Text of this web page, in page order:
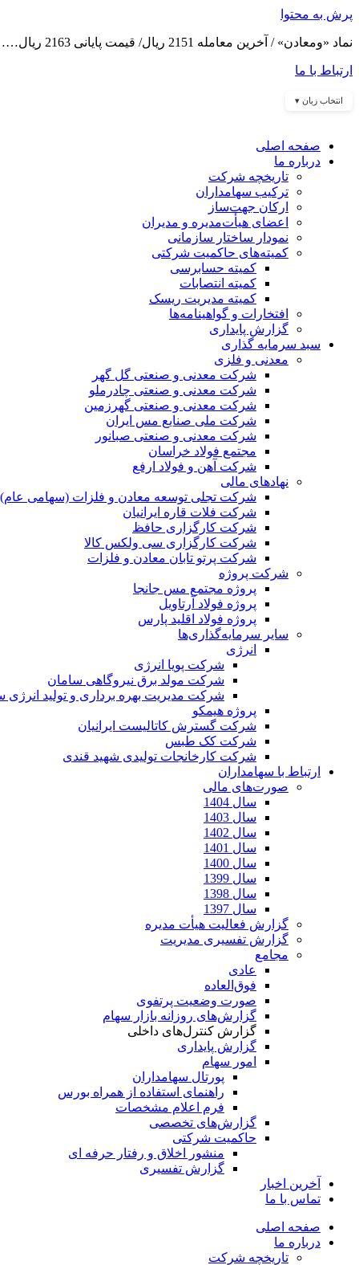
پرش به محتوا
نماد «ومعادن» / آخرین معامله 2151 ریال/ قیمت پایانی 2163 ریال……
ارتباط با ما
انتخاب زبان ▾
صفحه اصلی
درباره ما
تاریخچه شرکت
ترکیب سهامداران
ارکان جهت‌ساز
اعضای هیأت‌مدیره و مدیران
نمودار ساختار سازمانی
کمیته‌های حاکمیت شرکتی
کمیته حسابرسی
کمیته انتصابات
کمیته مدیریت ریسک
افتخارات و گواهینامه‌ها
گزارش پایداری
سبد سرمایه گذاری
معدنی و فلزی
شرکت معدنی و صنعتی گل گهر
شرکت معدنی و صنعتی چادرملو
شرکت معدنی و صنعتی گهرزمین
شرکت ملی صنایع مس ایران
شرکت معدنی و صنعتی صبانور
مجتمع فولاد خراسان
شرکت آهن و فولاد ارفع
نهادهای مالی
شرکت تجلی توسعه معادن و فلزات (سهامی عام)
شرکت فلات قاره ایرانیان
شرکت کارگزاری حافظ
شرکت کارگزاری سی ولکس کالا
شرکت پرتو تابان معادن و فلزات
شرکت پروژه
پروژه مجتمع مس جانجا
پروژه فولاد آرتاویل
پروژه فولاد اقلید پارس
سایر سرمایه‌گذاری‌ها
انرژی
شرکت پویا انرژی
شرکت مولد برق نیروگاهی سامان
شرکت مدیریت بهره برداری و تولید انرژی
پروژه هیمکو
شرکت گسترش کاتالیست ایرانیان
شرکت کک طبس
شرکت کارخانجات تولیدی شهید قندی
ارتباط با سهامداران
صورت‌های مالی
سال 1404
سال 1403
سال 1402
سال 1401
سال 1400
سال 1399
سال 1398
سال 1397
گزارش فعالیت هیأت مدیره
گزارش تفسیری مدیریت
مجامع
عادی
فوق‌العاده
صورت وضعیت پرتفوی
گزارش‌های روزانه بازار سهام
گزارش کنترل‌های داخلی
گزارش پایداری
امور سهام
پورتال سهامداران
راهنمای استفاده از همراه بورس
فرم اعلام مشخصات
گزارش‌های تخصصی
حاکمیت شرکتی
منشور اخلاق و رفتار حرفه­ ای
گزارش تفسیری
آخرین اخبار
تماس با ما
صفحه اصلی
درباره ما
تاریخچه شرکت